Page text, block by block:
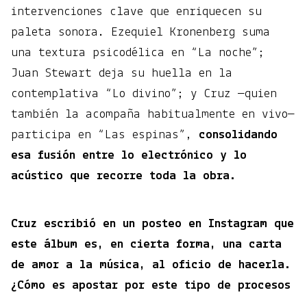
intervenciones clave que enriquecen su
paleta sonora. Ezequiel Kronenberg suma
una textura psicodélica en “La noche”;
Juan Stewart deja su huella en la
contemplativa “Lo divino”; y Cruz —quien
también la acompaña habitualmente en vivo—
participa en “Las espinas”, consolidando
esa fusión entre lo electrónico y lo
acústico que recorre toda la obra.
Cruz escribió en un posteo en Instagram que
este álbum es, en cierta forma, una carta
de amor a la música, al oficio de hacerla.
¿Cómo es apostar por este tipo de procesos